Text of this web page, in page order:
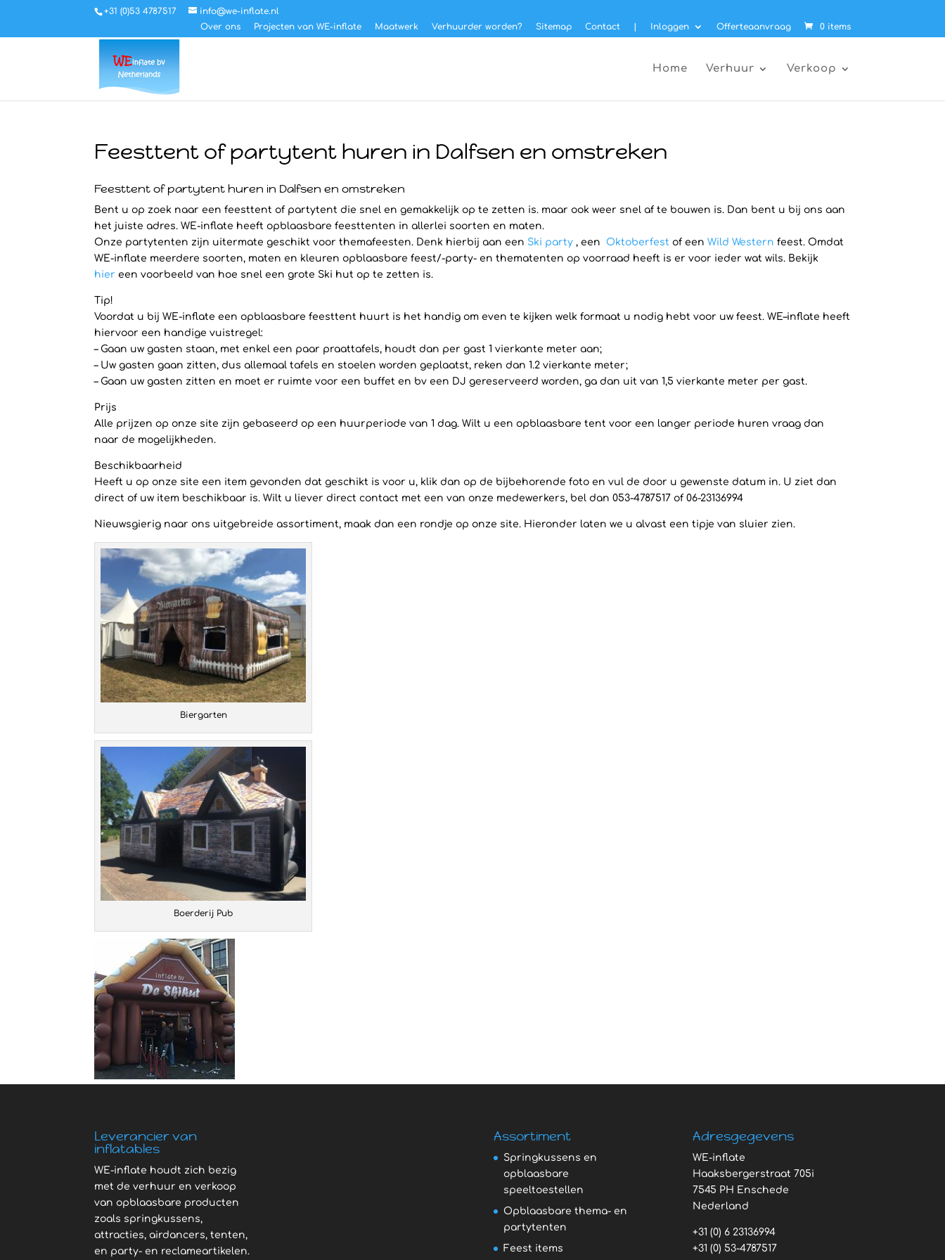
+31 (0)53 4787517
info@we-inflate.nl
Over ons
Projecten van WE-inflate Maatwerk Verhuurder worden? Sitemap Contact Inloggen Offerteaanvraag 0 items
Home Verhuur Verkoop
Feesttent of partytent huren in Dalfsen en omstreken
Feesttent of partytent huren in Dalfsen en omstreken
Bent u op zoek naar een feesttent of partytent die snel en gemakkelijk op te zetten is. maar ook weer snel af te bouwen is. Dan bent u bij ons aan
het juiste adres. WE-inflate heeft opblaasbare feesttenten in allerlei soorten en maten.
Onze partytenten zijn uitermate geschikt voor themafeesten. Denk hierbij aan een Ski party , een Oktoberfest of eenWild Western feest. Omdat
WE-inflate meerdere soorten, maten en kleuren opblaasbare feest/-party- en thematenten op voorraad heeft is er voor ieder wat wils. Bekijk
hier een voorbeeld van hoe snel een grote Ski hut op te zetten is.
Tip!
Voordat u bij WE-inflate een opblaasbare feesttent huurt is het handig om even te kijken welk formaat u nodig hebt voor uw feest. WE–inflate heeft
hiervoor een handige vuistregel:
– Gaan uw gasten staan, met enkel een paar praattafels, houdt dan per gast 1 vierkante meter aan;
– Uw gasten gaan zitten, dus allemaal tafels en stoelen worden geplaatst, reken dan 1.2 vierkante meter;
– Gaan uw gasten zitten en moet er ruimte voor een buffet en bv een DJ gereserveerd worden, ga dan uit van 1,5 vierkante meter per gast.
Prijs
Alle prijzen op onze site zijn gebaseerd op een huurperiode van 1 dag. Wilt u een opblaasbare tent voor een langer periode huren vraag dan
naar de mogelijkheden.
Beschikbaarheid
Heeft u op onze site een item gevonden dat geschikt is voor u, klik dan op de bijbehorende foto en vul de door u gewenste datum in. U ziet dan
direct of uw item beschikbaar is. Wilt u liever direct contact met een van onze medewerkers, bel dan 053-4787517 of 06-23136994
Nieuwsgierig naar ons uitgebreide assortiment, maak dan een rondje op onze site. Hieronder laten we u alvast een tipje van sluier zien.
Biergarten
Boerderij Pub
Leverancier van
inflatables
WE-inflate houdt zich bezig
met de verhuur en verkoop
van opblaasbare producten
zoals springkussens,
attracties, airdancers, tenten,
en party- en reclameartikelen.
Assortiment
Springkussens en
opblaasbare
speeltoestellen
Opblaasbare thema- en
partytenten
Feest items
Adresgegevens
WE-inflate
Haaksbergerstraat 705i
7545 PH Enschede
Nederland
+31 (0) 6 23136994
+31 (0) 53-4787517